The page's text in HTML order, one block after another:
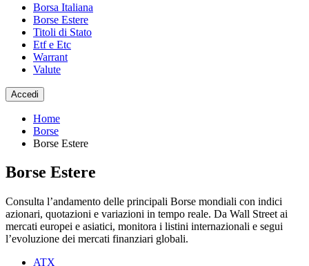
Borsa Italiana
Borse Estere
Titoli di Stato
Etf e Etc
Warrant
Valute
Accedi
Home
Borse
Borse Estere
Borse Estere
Consulta l’andamento delle principali Borse mondiali con indici
azionari, quotazioni e variazioni in tempo reale. Da Wall Street ai
mercati europei e asiatici, monitora i listini internazionali e segui
l’evoluzione dei mercati finanziari globali.
ATX